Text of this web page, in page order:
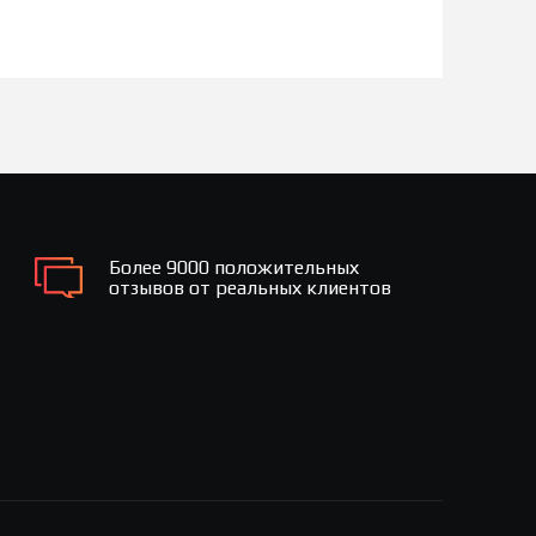
Более 9000 положительных
отзывов от реальных клиентов